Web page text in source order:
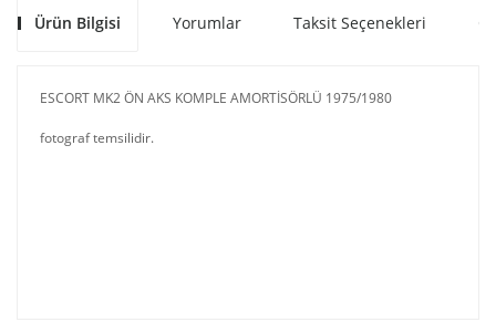
Ürün Bilgisi Yorumlar Taksit Seçenekleri
ESCORT MK2 ÖN AKS KOMPLE AMORTİSÖRLÜ 1975/1980
fotograf temsilidir.